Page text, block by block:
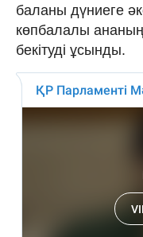
баланы дүниеге
көпбалалы ананың
бекітуді ұсынды.